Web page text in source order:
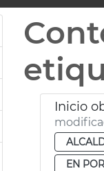
Inicio
EN